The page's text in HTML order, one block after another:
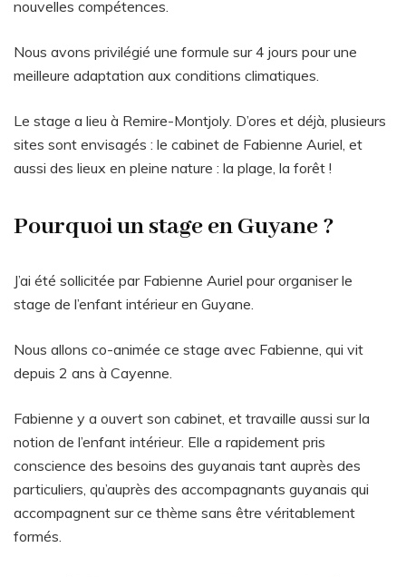
nouvelles compétences.
Nous avons privilégié une formule sur 4 jours pour une
meilleure adaptation aux conditions climatiques.
Le stage a lieu à Remire-Montjoly. D’ores et déjà, plusieurs
sites sont envisagés : le cabinet de Fabienne Auriel, et
aussi des lieux en pleine nature : la plage, la forêt !
Pourquoi un stage en Guyane ?
J’ai été sollicitée par Fabienne Auriel pour organiser le
stage de l’enfant intérieur en Guyane.
Nous allons co-animée ce stage avec Fabienne, qui vit
depuis 2 ans à Cayenne.
Fabienne y a ouvert son cabinet, et travaille aussi sur la
notion de l’enfant intérieur. Elle a rapidement pris
conscience des besoins des guyanais tant auprès des
particuliers, qu’auprès des accompagnants guyanais qui
accompagnent sur ce thème sans être véritablement
formés.